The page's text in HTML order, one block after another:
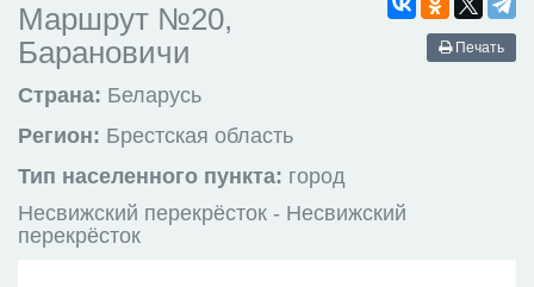
Печать
Маршрут №20,
Барановичи
Страна: Беларусь
Регион: Брестская область
Тип населенного пункта: город
Несвижский перекрёсток - Несвижский
перекрёсток